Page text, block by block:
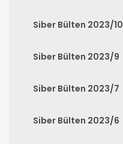
Siber Bülten 2023/10
Siber Bülten 2023/9
Siber Bülten 2023/7
Siber Bülten 2023/6